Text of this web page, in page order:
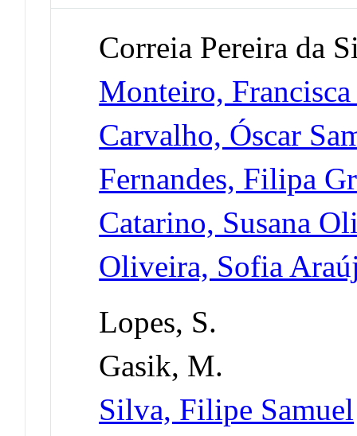
Correia Pereira da
Monteiro,
Carvalho, Óscar
Fernandes, Filipa
Catarino, Susana
Oliveira, Sofia
Lopes, S.
Gasik, M.
Silva, Filipe Samuel